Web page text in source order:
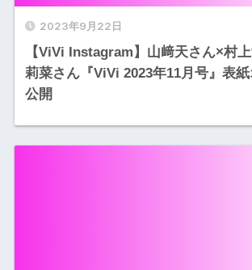
2023年9月22日
【ViVi Instagram】山﨑天さん×村
莉菜さん『ViVi 2023年11月号』表
公開